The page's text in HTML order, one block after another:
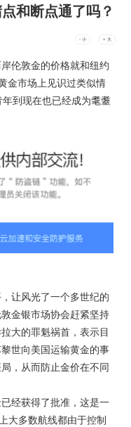
和断点通了吗？
- 小 + 大
伦敦金的价格就和纽约
金市场上见识过类似情
到现在也已经成为耄耋
让风光了一个多世纪的
金银市场协会赶紧坚持
大的罪魁祸首，表示目
世向美国运输黄金的事
，从而防止金价在不同
经获得了批准，这是一
大多数航线都由于控制